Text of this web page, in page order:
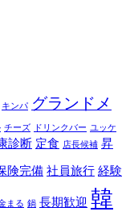
キンパ グランドメ
チーズ ドリンクバー ユッケ
診断 定食 店長候補 昇
険完備 社員旅行 経験
まる 鍋 長期歓迎 韓